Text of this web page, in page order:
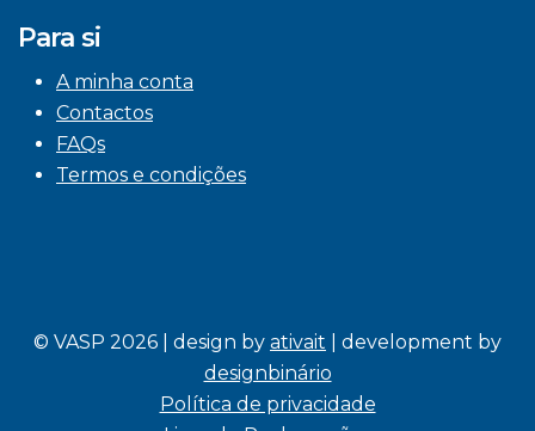
Para si
A minha conta
Contactos
FAQs
Termos e condições
© VASP 2026 | design by ativait | development by
designbinário
Política de privacidade